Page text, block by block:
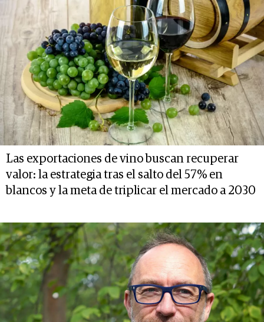
Las exportaciones de vino buscan recuperar
valor: la estrategia tras el salto del 57% en
blancos y la meta de triplicar el mercado a 2030